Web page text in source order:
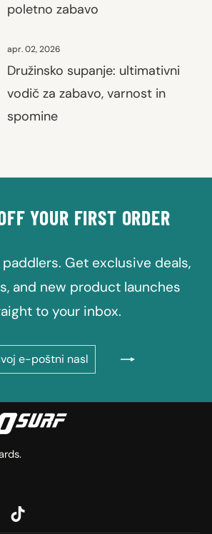
poletno zabavo
apr. 02, 2026
Družinsko supanje: ultimativni
vodič za zabavo, varnost in
spomine
YOUR FIRST ORDER
Get exclusive deals,
and new product launches
to your inbox.
VNESITE
SVOJ
NASLOV
NAROČI
SE